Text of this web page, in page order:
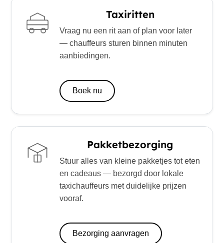
Taxiritten
Vraag nu een rit aan of plan voor later
— chauffeurs sturen binnen minuten
aanbiedingen.
Boek nu
Pakketbezorging
Stuur alles van kleine pakketjes tot eten
en cadeaus — bezorgd door lokale
taxichauffeurs met duidelijke prijzen
vooraf.
Bezorging aanvragen